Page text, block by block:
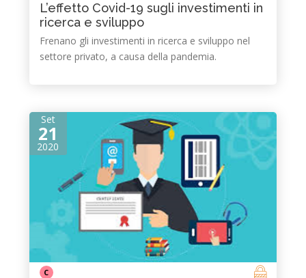
L’effetto Covid-19 sugli investimenti in
ricerca e sviluppo
Frenano gli investimenti in ricerca e sviluppo nel
settore privato, a causa della pandemia.
Set
21
2020
C